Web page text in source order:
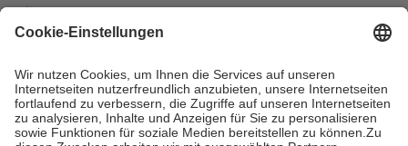
mit.
Grundsätzlich leisten Mitglieder Zuzahlungen in Höhe von zehn
höchstens zehn Euro.
Es sind jedoch nie mehr als die tatsächlichen
Kosten der Leistung zu entrichten.
Diese Regeln gelten grundsätzlich auch für Online-Apotheken.
Bei Heilmitteln und häuslicher Krankenpflege beträgt die